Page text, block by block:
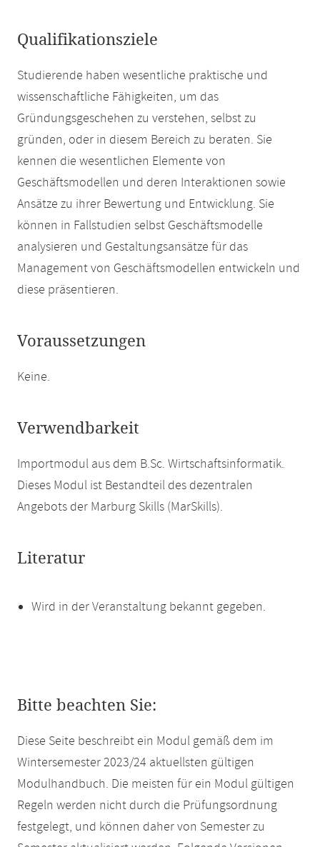
Qualifikationsziele
Studierende haben wesentliche praktische und
wissenschaftliche Fähigkeiten, um das
Gründungsgeschehen zu verstehen, selbst zu
gründen, oder in diesem Bereich zu beraten. Sie
kennen die wesentlichen Elemente von
Geschäftsmodellen und deren Interaktionen sowie
Ansätze zu ihrer Bewertung und Entwicklung. Sie
können in Fallstudien selbst Geschäftsmodelle
analysieren und Gestaltungsansätze für das
Management von Geschäftsmodellen entwickeln und
diese präsentieren.
Voraussetzungen
Keine.
Verwendbarkeit
Importmodul aus dem B.Sc. Wirtschaftsinformatik.
Dieses Modul ist Bestandteil des dezentralen
Angebots der Marburg Skills (MarSkills).
Literatur
Wird in der Veranstaltung bekannt gegeben.
Bitte beachten Sie:
Diese Seite beschreibt ein Modul gemäß dem im
Wintersemester 2023/24 aktuellsten gültigen
Modulhandbuch. Die meisten für ein Modul gültigen
Regeln werden nicht durch die Prüfungsordnung
festgelegt, und können daher von Semester zu